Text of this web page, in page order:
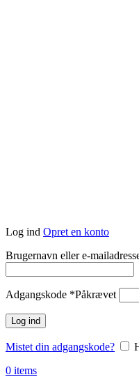
Log ind Opret en konto
Brugernavn eller e-
Adgangskode *Påkrævet
Log ind
Mistet din adgangskode?
0 items